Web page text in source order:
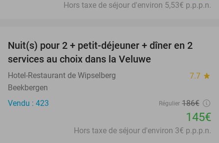
Hors taxe de séjour d'environ 5,53€ p.p.p.n.
22%
Nuit(s) pour 2 + petit-déjeuner + dîner en 2
services au choix dans la Veluwe
Hotel-Restaurant de Wipselberg 7.7 star
Beekbergen
Vendu : 423
Régulier 186€
145€
Hors taxe de séjour d'environ 3€ p.p.p.n.